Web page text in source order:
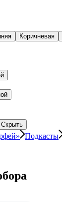
Коричневая
Скрыть
Подкасты